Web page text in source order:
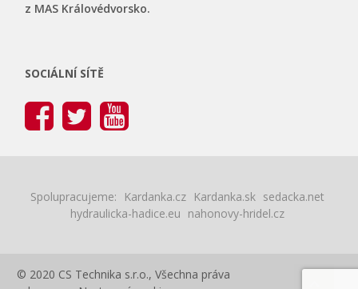
z MAS Královédvorsko.
SOCIÁLNÍ SÍTĚ
Spolupracujeme: Kardanka.cz Kardanka.sk sedacka.net
hydraulicka-hadice.eu nahonovy-hridel.cz
© 2020 CS Technika s.r.o., Všechna práva